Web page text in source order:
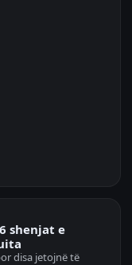
shenjat e
disa jetojnë të